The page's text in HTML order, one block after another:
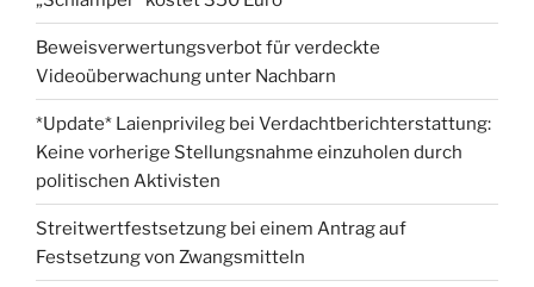
Beweisverwertungsverbot für verdeckte
Videoüberwachung unter Nachbarn
*Update* Laienprivileg bei Verdachtberichterstattung:
Keine vorherige Stellungsnahme einzuholen durch
politischen Aktivisten
Streitwertfestsetzung bei einem Antrag auf
Festsetzung von Zwangsmitteln